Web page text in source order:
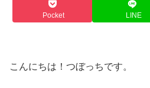
Pocket LINE
こんにちは！つぼっちです。